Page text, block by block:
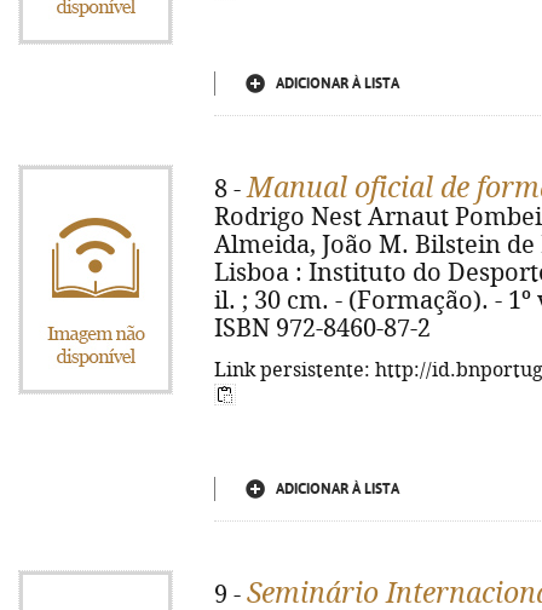
ADICIONAR À LISTA
8 -Manual oficial de
Rodrigo Nest Arnaut
Almeida, João M. Bilstein
Lisboa : Instituto do
il. ; 30 cm. - (Formação). - 1º
ISBN 972-8460-87-2
Link persistente: http://
ADICIONAR À LISTA
9 - Seminário